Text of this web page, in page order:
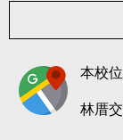
本校
林厝